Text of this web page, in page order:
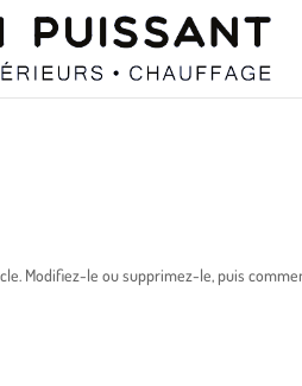
Modifiez-le ou supprimez-le, puis